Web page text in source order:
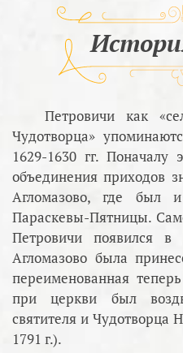
Петровичи как
Чудотворца»
1629-1630 гг. Поначалу
объединения приходов
Агломазово, где
Параскевы-Пятницы.
Петровичи появился
Агломазово была
переименованная
при церкви был
святителя и Чудотворца
1791 г.).